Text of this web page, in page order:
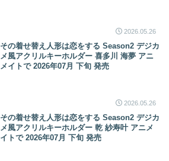
2026.05.26
その着せ替え人形は恋をする Season2 デジカ
メ風アクリルキーホルダー 喜多川 海夢 アニ
メイトで 2026年07月 下旬 発売
2026.05.26
その着せ替え人形は恋をする Season2 デジカ
メ風アクリルキーホルダー 乾 紗寿叶 アニメ
イトで 2026年07月 下旬 発売